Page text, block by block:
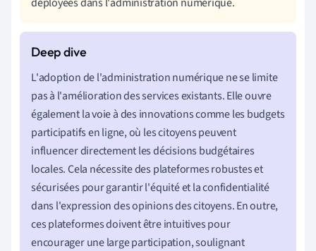
L'adoption de l'administration numérique ne se limite
pas à l'amélioration des services existants. Elle ouvre
également la voie à des innovations comme les budgets
participatifs en ligne, où les citoyens peuvent
influencer directement les décisions budgétaires
locales. Cela nécessite des plateformes robustes et
sécurisées pour garantir l'équité et la confidentialité
dans l'expression des opinions des citoyens. En outre,
ces plateformes doivent être intuitives pour
encourager une large participation, soulignant